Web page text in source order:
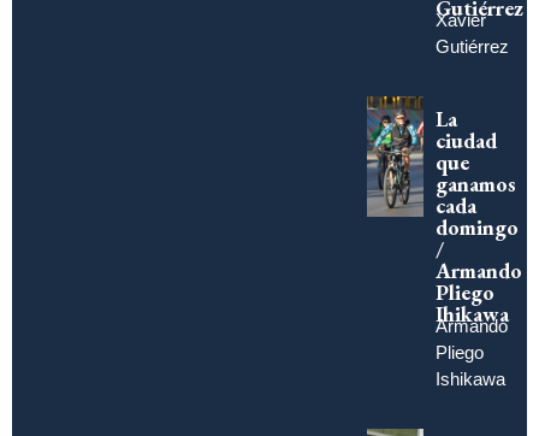
Gutiérrez
Xavier
Gutiérrez
La
ciudad
que
ganamos
cada
domingo
/
Armando
Pliego
Ihikawa
Armando
Pliego
Ishikawa